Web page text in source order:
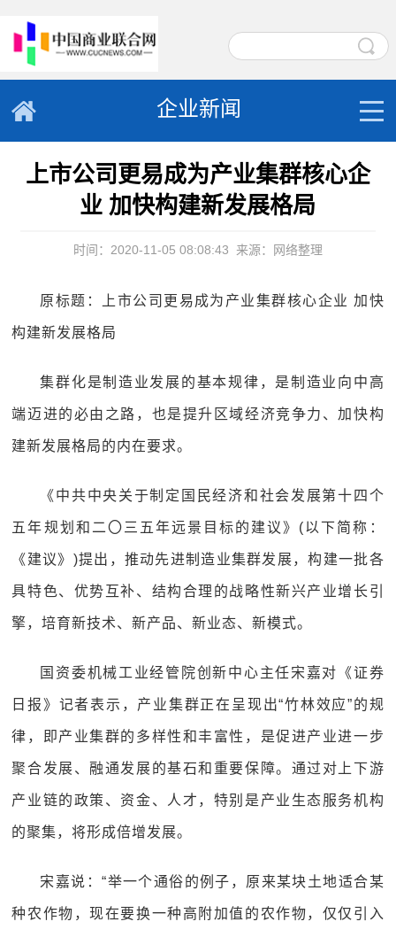
企业新闻
上市公司更易成为产业集群核心企
业 加快构建新发展格局
时间：2020-11-05 08:08:43 来源：网络整理
原标题：上市公司更易成为产业集群核心企业 加快
构建新发展格局
集群化是制造业发展的基本规律，是制造业向中高
端迈进的必由之路，也是提升区域经济竞争力、加快构
建新发展格局的内在要求。
《中共中央关于制定国民经济和社会发展第十四个
五年规划和二〇三五年远景目标的建议》(以下简称：
《建议》)提出，推动先进制造业集群发展，构建一批各
具特色、优势互补、结构合理的战略性新兴产业增长引
擎，培育新技术、新产品、新业态、新模式。
国资委机械工业经管院创新中心主任宋嘉对《证券
日报》记者表示，产业集群正在呈现出“竹林效应”的规
律，即产业集群的多样性和丰富性，是促进产业进一步
聚合发展、融通发展的基石和重要保障。通过对上下游
产业链的政策、资金、人才，特别是产业生态服务机构
的聚集，将形成倍增发展。
宋嘉说：“举一个通俗的例子，原来某块土地适合某
种农作物，现在要换一种高附加值的农作物，仅仅引入